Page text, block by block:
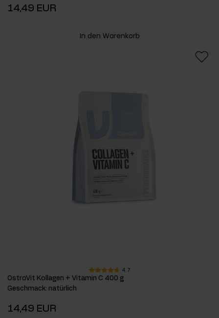
14,49 EUR
In den Warenkorb
4.7
OstroVit Kollagen + Vitamin C 400 g
Geschmack: natürlich
14,49 EUR